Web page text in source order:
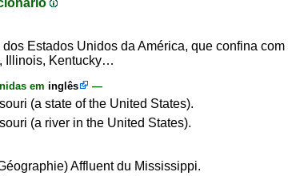
dos Estados Unidos da América, que confina
Illinois, Kentucky…
em inglês —
(a state of the United States).
(a river in the United States).
Affluent du Mississippi.